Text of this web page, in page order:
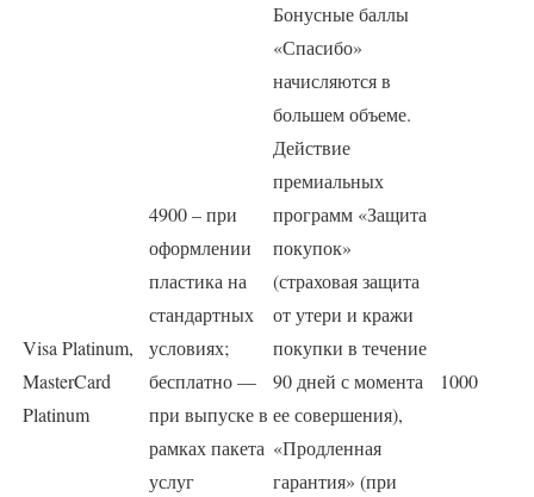
Visa Platinum,
MasterCard
Platinum
4900 – при
оформлении
пластика на
стандартных
условиях;
бесплатно —
при выпуске в
рамках пакета
услуг
Бонусные баллы
«Спасибо»
начисляются в
большем объеме.
Действие
премиальных
программ «Защита
покупок»
(страховая защита
от утери и кражи
покупки в течение
90 дней с момента
ее совершения),
«Продленная
гарантия» (при
1000